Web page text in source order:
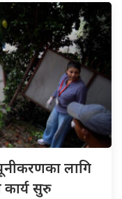
लागि
कार्य सुरु